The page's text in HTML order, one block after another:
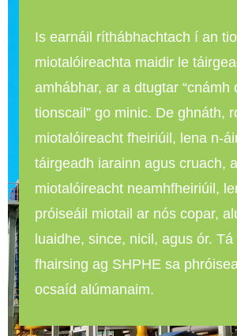
Is earnáil ríthábhachtach í an
miotalóireachta maidir le
amhábhar, ar a dtugtar “cnámh
tionscail” go minic. De ghnáth,
miotalóireacht fheiriúil, lena n-
táirgeadh iarainn agus cruach,
miotalóireacht neamhfheiriúil,
próiseáil miotail ar nós copar,
luaidhe, since, nicil, agus ór. Tá
fhairsing ag SHPHE sa
ocsaíd alúmanaim.